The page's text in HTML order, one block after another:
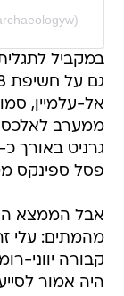
במקביל
ממערב
פסל ספינקס
אבל הממצא
מהמתים: עלי
קבורה יווני-
היה אמור